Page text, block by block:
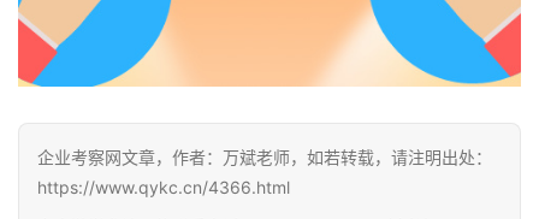
企业考察网文章，作者：万斌老师，如若转载，请注明出处：
https://www.qykc.cn/4366.html